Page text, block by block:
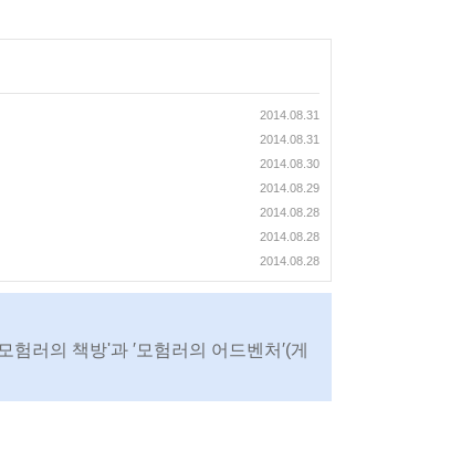
2014.08.31
2014.08.31
2014.08.30
2014.08.29
2014.08.28
2014.08.28
2014.08.28
러의 책방'과 ′모험러의 어드벤처′(게